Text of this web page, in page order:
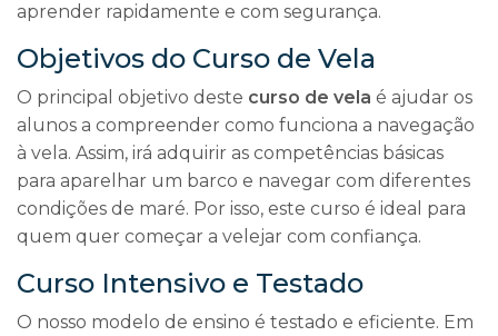
aprender rapidamente e com segurança.
Objetivos do Curso de Vela
O principal objetivo deste curso de vela é ajudar os
alunos a compreender como funciona a navegação
à vela. Assim, irá adquirir as competências básicas
para aparelhar um barco e navegar com diferentes
condições de maré. Por isso, este curso é ideal para
quem quer começar a velejar com confiança.
Curso Intensivo e Testado
O nosso modelo de ensino é testado e eficiente. Em